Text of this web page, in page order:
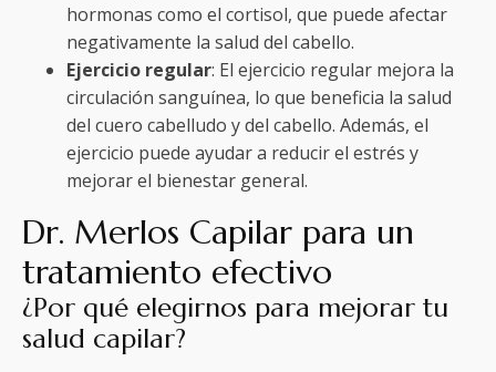
hormonas como el cortisol, que puede afectar
negativamente la salud del cabello.
Ejercicio regular: El ejercicio regular mejora la
circulación sanguínea, lo que beneficia la salud
del cuero cabelludo y del cabello. Además, el
ejercicio puede ayudar a reducir el estrés y
mejorar el bienestar general.
Dr. Merlos Capilar para un
tratamiento efectivo
¿Por qué elegirnos para mejorar tu
salud capilar?